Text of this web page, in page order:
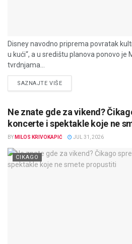
Disney navodno priprema povratak
u kući“, a u središtu planova ponovo je
tvrdnjama...
SAZNAJTE VIŠEDETAILS
Ne znate gde za vikend?
koncerte i spektakle koje ne
BY MILOS KRIVOKAPIĆ JUL 31, 2026
CIKAGO